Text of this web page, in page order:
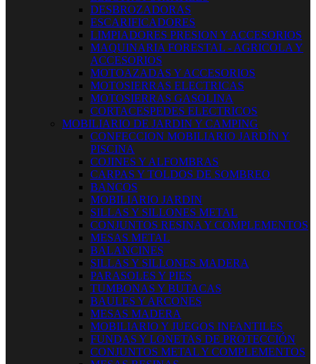
DESBROZADORAS
ESCARIFICADORES
LIMPIADORES PRESION Y ACCESORIOS
MAQUINARIA FORESTAL - AGRICOLA Y
ACCESORIOS
MOTOAZADAS Y ACCESORIOS
MOTOSIERRAS ELECTRICAS
MOTOSIERRAS GASOLINA
CORTACESPEDES ELECTRICOS
MOBILIARIO DE JARDIN Y CAMPING
CONFECCION MOBILIARIO JARDÍN Y
PISCINA
COJINES Y ALFOMBRAS
CARPAS Y TOLDOS DE SOMBREO
BANCOS
MOBILIARIO JARDIN
SILLAS Y SILLONES METAL
CONJUNTOS RESINA Y COMPLEMENTOS
MESAS METAL
BALANCINES
SILLAS Y SILLONES MADERA
PARASOLES Y PIES
TUMBONAS Y BUTACAS
BAULES Y ARCONES
MESAS MADERA
MOBILIARIO Y JUEGOS INFANTILES
FUNDAS Y LONETAS DE PROTECCIÓN
CONJUNTOS METAL Y COMPLEMENTOS